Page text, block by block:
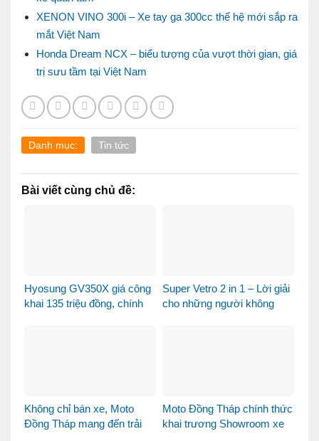
XENON VINO 300i – Xe tay ga 300cc thế hệ mới sắp ra
mắt Việt Nam
Honda Dream NCX – biểu tượng của vượt thời gian, giá
trị sưu tầm tại Việt Nam
Danh mục: Tin tức
Bài viết cùng chủ đề:
Hyosung GV350X giá công
khai 135 triệu đồng, chính
Super Vetro 2 in 1 – Lời giải
cho những người không
Không chỉ bán xe, Moto
Đồng Tháp mang đến trải
Moto Đồng Tháp chính thức
khai trương Showroom xe